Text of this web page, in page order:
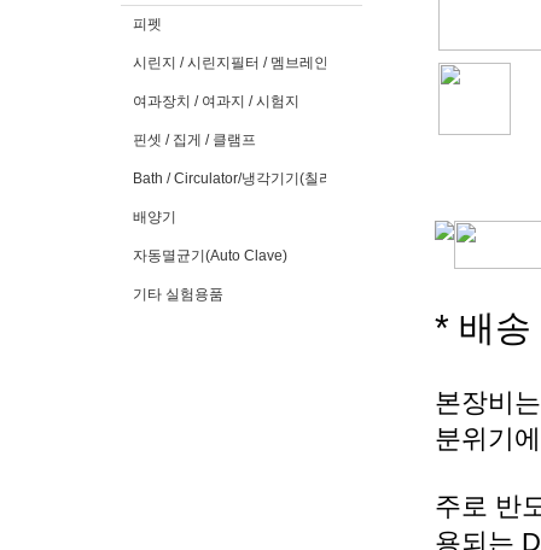
피펫
시린지 / 시린지필터 / 멤브레인필터
여과장치 / 여과지 / 시험지
핀셋 / 집게 / 클램프
Bath / Circulator/냉각기기(칠러)
배양기
자동멸균기(Auto Clave)
기타 실험용품
* 배
본장비
분위기
주로 반
용되는